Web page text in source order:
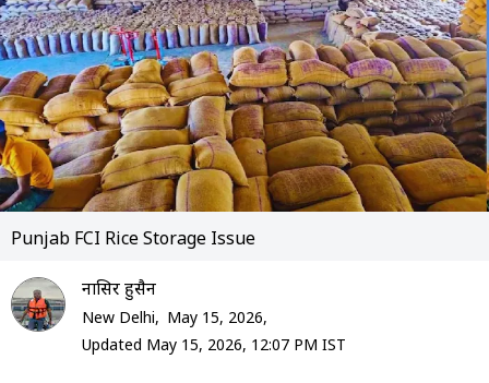
Punjab FCI Rice Storage Issue
नासि‍र हुसैन
New Delhi, May 15, 2026,
Updated May 15, 2026, 12:07 PM IST